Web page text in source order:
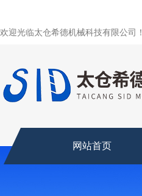
欢迎光临太仓希德机械科技有限公司！
网站首页